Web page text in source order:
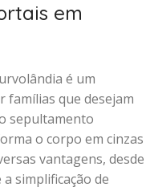
em
é um
famílias que desejam
sepultamento
o corpo em cinzas
vantagens, desde
simplificação de